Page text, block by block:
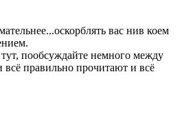
вас нив коем
пообсуждайте немного между
правильно прочитают и всё